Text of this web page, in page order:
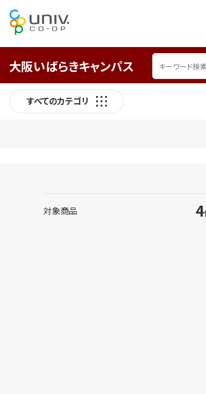
大阪いばらきキャンパス
すべてのカテゴリ
対象商品 4